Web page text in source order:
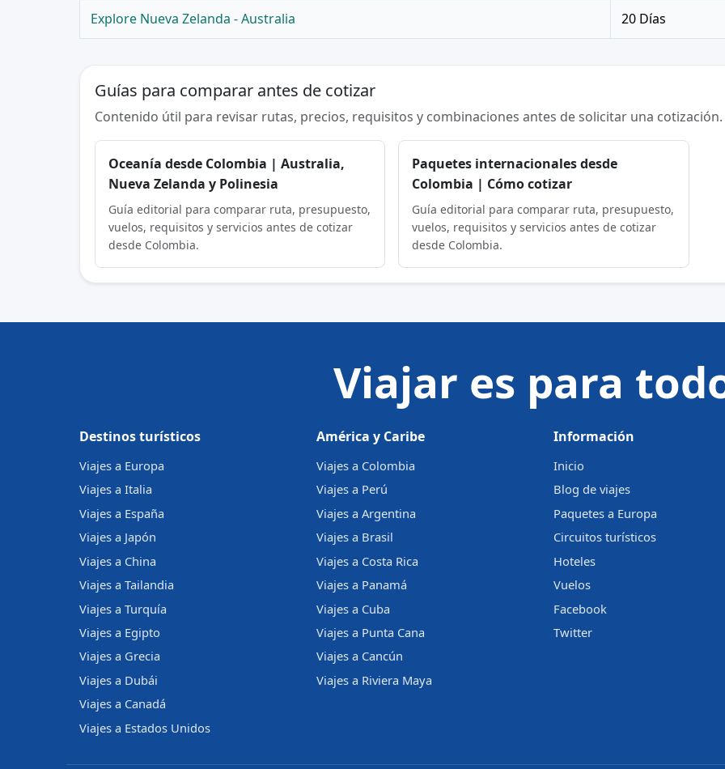
Explore Nueva Zelanda - Australia 20 Días
Guías para comparar antes de cotizar
Contenido útil para revisar rutas, precios, requisitos y combinaciones antes de solicitar una cotización.
Oceanía desde Colombia | Australia,
Nueva Zelanda y Polinesia
Guía editorial para comparar ruta, presupuesto,
vuelos, requisitos y servicios antes de cotizar
desde Colombia.
Paquetes internacionales desde
Colombia | Cómo cotizar
Guía editorial para comparar ruta, presupuesto,
vuelos, requisitos y servicios antes de cotizar
desde Colombia.
Viajar es para
Destinos turísticos
Viajes a Europa
Viajes a Italia
Viajes a España
Viajes a Japón
Viajes a China
Viajes a Tailandia
Viajes a Turquía
Viajes a Egipto
Viajes a Grecia
Viajes a Dubái
Viajes a Canadá
Viajes a Estados Unidos
América y Caribe
Viajes a Colombia
Viajes a Perú
Viajes a Argentina
Viajes a Brasil
Viajes a Costa Rica
Viajes a Panamá
Viajes a Cuba
Viajes a Punta Cana
Viajes a Cancún
Viajes a Riviera Maya
Información
Inicio
Blog de viajes
Paquetes a Europa
Circuitos turísticos
Hoteles
Vuelos
Facebook
Twitter